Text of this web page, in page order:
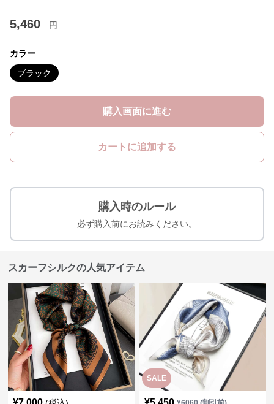
5,460 円
カラー
ブラック
購入画面に進む
カートに追加する
購入時のルール
必ず購入前にお読みください。
スカーフシルクの人気アイテム
SALE